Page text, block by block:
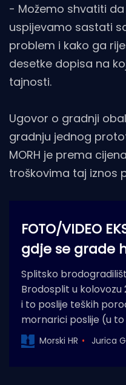
- Možemo shvatiti
uspijevamo sastati
problem i kako ga
desetke dopisa na
tajnosti.
Ugovor o gradnji
gradnju jednog
MORH je prema
troškovima taj iznos
FOTO/VIDEO
gdje se grade
Splitsko
Brodosplit u
i to poslije teških
mornarici poslije (u
Morski HR Jurica